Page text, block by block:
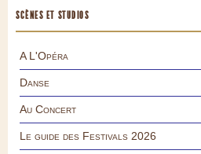
SCÈNES ET STUDIOS
A L'Opéra
Danse
Au Concert
Le guide des Festivals 2026